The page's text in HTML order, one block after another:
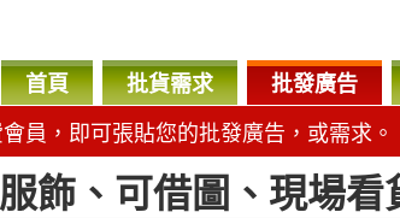
首頁 批貨需求 批發廣告
員，即可張貼您的批發廣告，或需求。
飾、可借圖、現場看